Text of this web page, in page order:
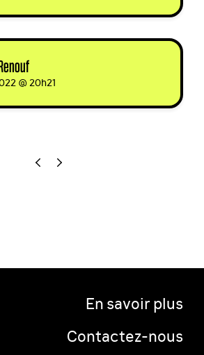
@ 20h21
En savoir plus
Contactez-nous